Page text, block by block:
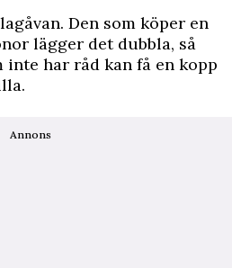
Den som köper en
lägger det dubbla, så
inte har råd kan få en kopp
Annons